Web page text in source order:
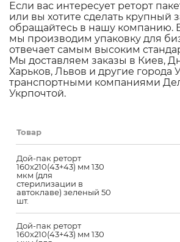
Если вас интересует реторт
или вы хотите сделать крупный
обращайтесь в нашу компанию.
мы производим упаковку для
отвечает самым высоким
Мы доставляем заказы в Киев,
Харьков, Львов и другие города
транспортными компаниями
Укрпочтой.
Товар
Дой-пак реторт
160х210(43+43) мм 130
мкм (для
стерилизации в
автоклаве) зеленый 50
шт.
Дой-пак реторт
160х210(43+43) мм 130